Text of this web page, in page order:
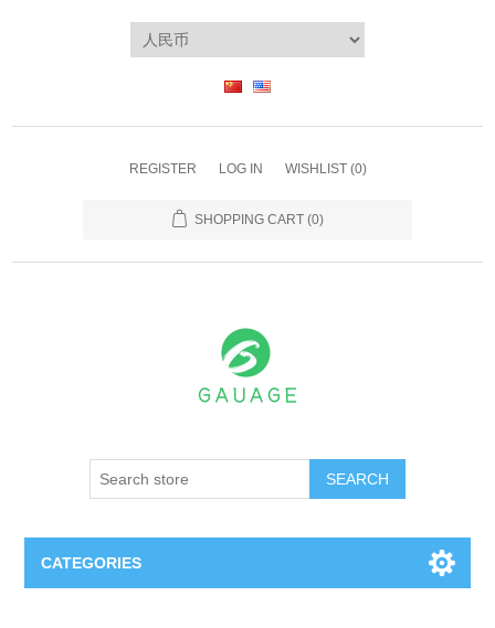
REGISTER LOG IN WISHLIST (0)
SHOPPING CART (0)
SEARCH
CATEGORIES